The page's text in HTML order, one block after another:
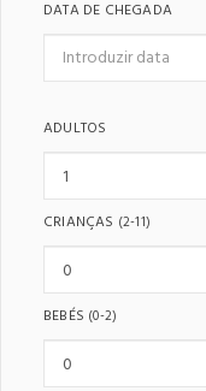
DATA DE CHEGADA
ADULTOS
CRIANÇAS (2-11)
BEBÉS (0-2)